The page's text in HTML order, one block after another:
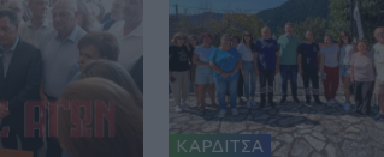
ΚΑΡΔΙΤΣΑ